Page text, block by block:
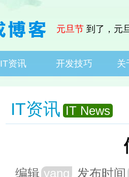
元旦节 到了，元
HOME
IT资讯 IT News
开发技巧 关
IT资讯 IT News
编辑 yang 发布时间